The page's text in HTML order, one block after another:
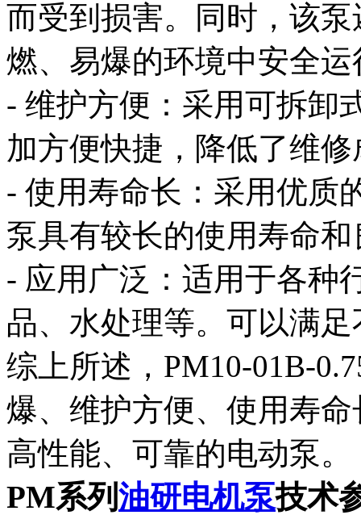
而受到损害。同时，该
燃、易爆的环境中安全运
- 维护方便：采用可拆卸
加方便快捷，降低了维修
- 使用寿命长：采用优质
泵具有较长的使用寿命
- 应用广泛：适用于各种
品、水处理等。可以满
综上所述，PM10-01B-
爆、维护方便、使用寿
高性能、可靠的电动泵。
PM系列 油研电机泵技术